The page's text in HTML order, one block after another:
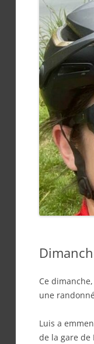
Ce
une
Luis a
de la gare de